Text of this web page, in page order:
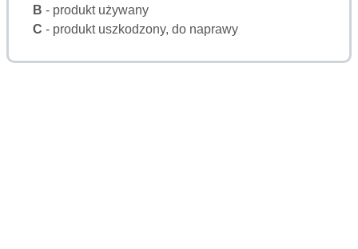
B - produkt używany
C - produkt uszkodzony, do naprawy